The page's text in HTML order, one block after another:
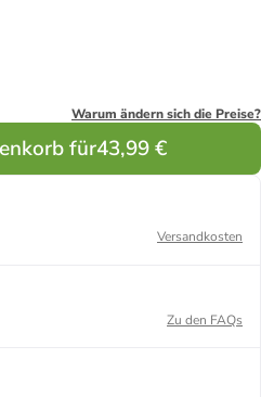
Warum ändern sich die Preise?
für43,99 €
Versandkosten
Zu den FAQs